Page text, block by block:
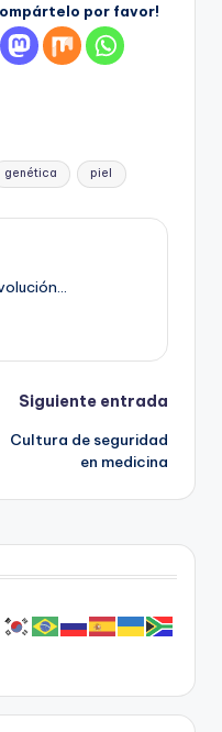
por favor!
genética piel
Siguiente entrada
Cultura de seguridad
en medicina